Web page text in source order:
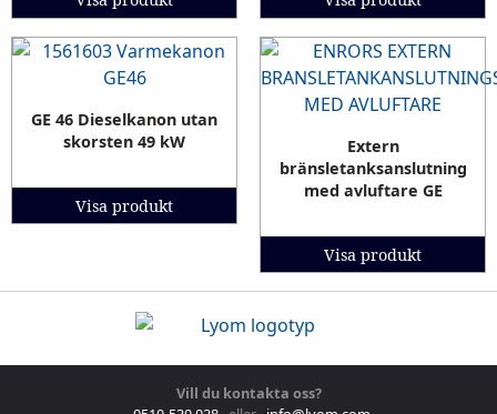
GE 46 Dieselkanon utan
skorsten 49 kW
Visa produkt
Extern
bränsletanksanslutning
med avluftare GE
Visa produkt
Vill du kontakta oss?